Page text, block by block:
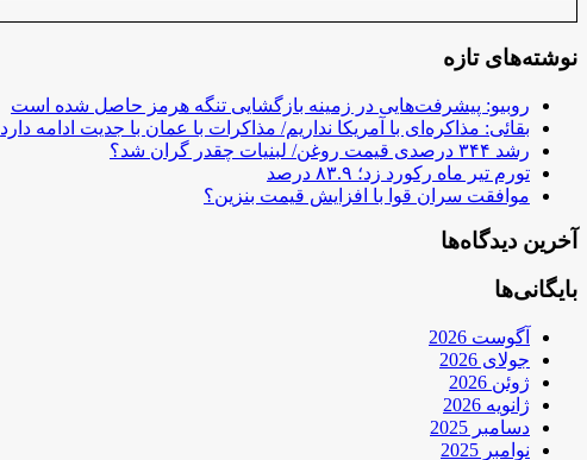
نوشته‌های تازه
روبیو: پیشرفت‌هایی در زمینه بازگشایی تنگه هرمز حاصل شده است
بقائی: مذاکره‌ای با آمریکا نداریم/ مذاکرات با عمان با جدیت ادامه دارد
رشد ۳۴۴ درصدی قیمت روغن/ لبنیات چقدر گران شد؟
تورم تیر ماه رکورد زد؛ ۸۳.۹ درصد
موافقت سران قوا با افزایش قیمت بنزین؟
آخرین دیدگاه‌ها
بایگانی‌ها
آگوست 2026
جولای 2026
ژوئن 2026
ژانویه 2026
دسامبر 2025
نوامبر 2025